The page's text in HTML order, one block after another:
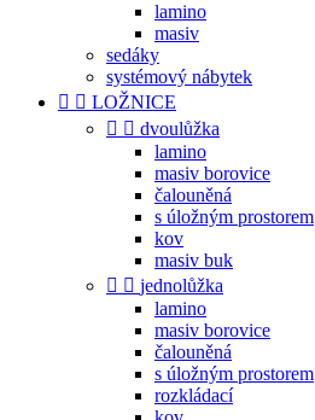
lamino
masiv
sedáky
systémový nábytek
  LOŽNICE
  dvoulůžka
lamino
masiv borovice
čalouněná
s úložným prostorem
kov
masiv buk
  jednolůžka
lamino
masiv borovice
čalouněná
s úložným prostorem
rozkládací